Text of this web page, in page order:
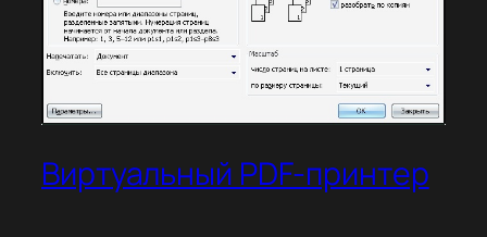
Виртуальный PDF-принтер